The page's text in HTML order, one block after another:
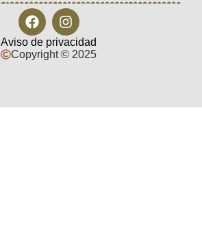
Copyright © 2025
Aviso de privacidad